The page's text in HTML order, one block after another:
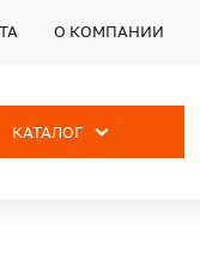
О КОМПАНИИ
КАТАЛОГ